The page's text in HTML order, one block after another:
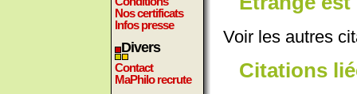
Nos certificats
Infos presse
Divers
Contact
MaPhilo recrute
Voir les autres
Citations